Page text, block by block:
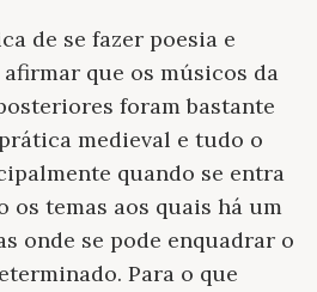
de se fazer poesia e
que os músicos da
foram bastante
medieval e tudo o
quando se entra
os temas aos quais há um
onde se pode enquadrar o
Para o que